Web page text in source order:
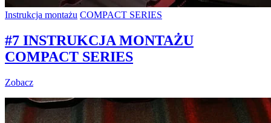
Instrukcja montażu COMPACT SERIES
#7 INSTRUKCJA MONTAŻU
COMPACT SERIES
Zobacz